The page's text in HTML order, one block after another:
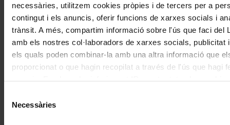
necessàries, utilitzem cookies pròpies i de tercers per a
contingut i els anuncis, oferir funcions de xarxes socials i
trànsit. A més, compartim informació sobre l'ús que faci del
amb els nostres col·laboradors de xarxes socials, publicitat
els quals poden combinar-la amb una altra informació que
proporcionat o que hagin recopilat a través de l'ús que hagi
"Permetre la selecció". Si vol més informació visiti la nostra
Necessàries
Navegar
per
les
articles
de
Actualitat
També et pot interessar